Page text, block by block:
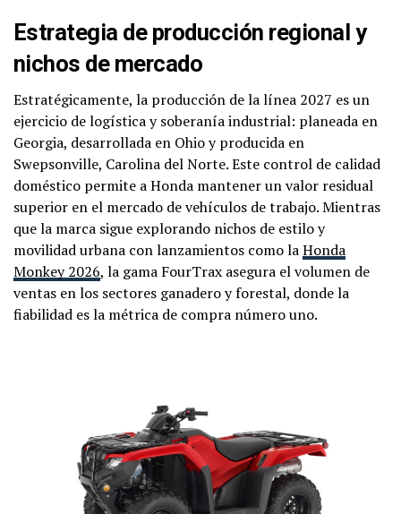
Estrategia de producción regional y
nichos de mercado
Estratégicamente, la producción de la línea 2027 es un
ejercicio de logística y soberanía industrial: planeada en
Georgia, desarrollada en Ohio y producida en
Swepsonville, Carolina del Norte. Este control de calidad
doméstico permite a Honda mantener un valor residual
superior en el mercado de vehículos de trabajo. Mientras
que la marca sigue explorando nichos de estilo y
movilidad urbana con lanzamientos como laHonda
Monkey 2026, la gama FourTrax asegura el volumen de
ventas en los sectores ganadero y forestal, donde la
fiabilidad es la métrica de compra número uno.